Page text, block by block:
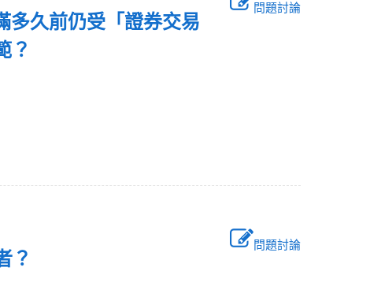
問題討論
多久前仍受「證券交易
？
問題討論
？